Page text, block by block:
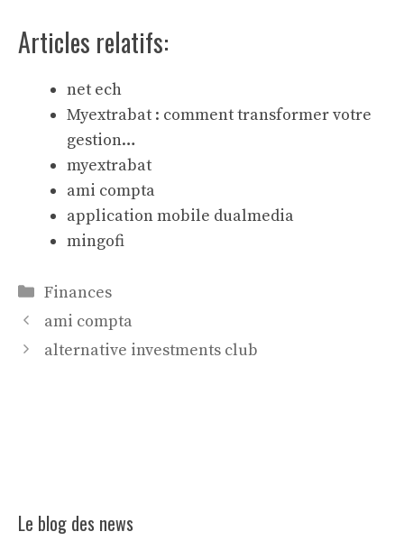
Articles relatifs:
net ech
Myextrabat : comment transformer votre
gestion…
myextrabat
ami compta
application mobile dualmedia
mingofi
Catégories
Finances
ami compta
alternative investments club
Le blog des news